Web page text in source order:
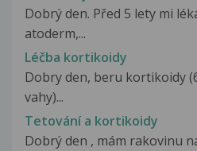
Dobrý den. Před 5 lety mi
atoderm,...
Léčba kortikoidy
Dobry den, beru kortikoidy
vahy)...
Tetování a kortikoidy
Dobrý den , mám rakovinu